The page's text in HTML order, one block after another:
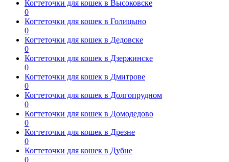
Когтеточки для кошек в Высоковске
0
Когтеточки для кошек в Голицыно
0
Когтеточки для кошек в Дедовске
0
Когтеточки для кошек в Дзержинске
0
Когтеточки для кошек в Дмитрове
0
Когтеточки для кошек в Долгопрудном
0
Когтеточки для кошек в Домодедово
0
Когтеточки для кошек в Дрезне
0
Когтеточки для кошек в Дубне
0